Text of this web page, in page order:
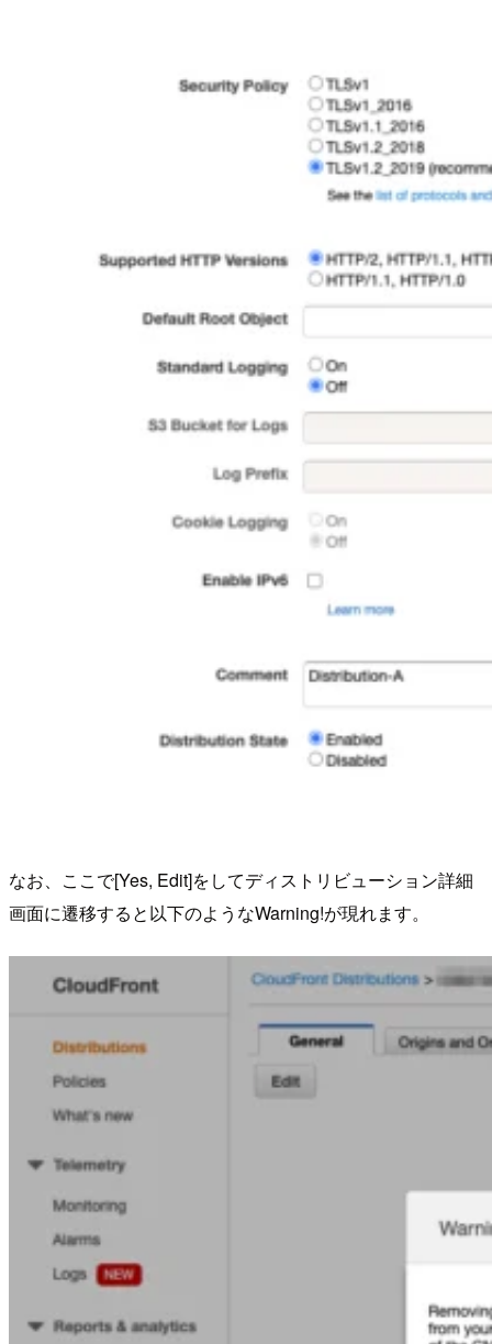
なお、ここで[Yes, Edit]をしてディストリビューション詳細
画面に遷移すると以下のようなWarning!が現れます。